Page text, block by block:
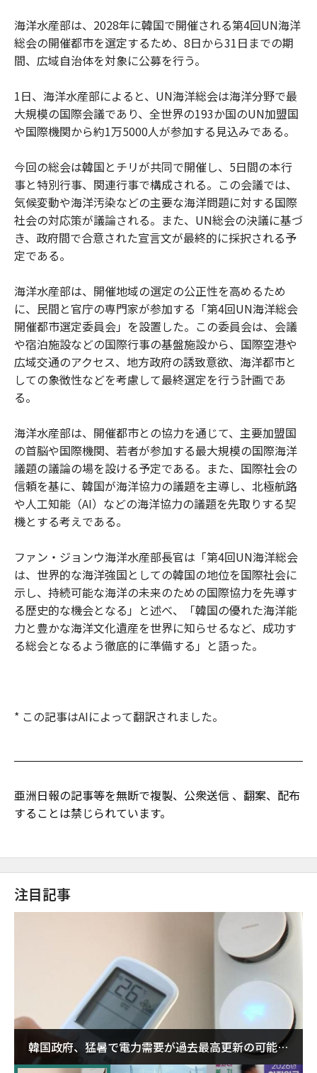
海洋水産部は、2028年に韓国で開催される第4回UN海洋
総会の開催都市を選定するため、8日から31日までの期
間、広域自治体を対象に公募を行う。
1日、海洋水産部によると、UN海洋総会は海洋分野で最
大規模の国際会議であり、全世界の193か国のUN加盟国
や国際機関から約1万5000人が参加する見込みである。
今回の総会は韓国とチリが共同で開催し、5日間の本行
事と特別行事、関連行事で構成される。この会議では、
気候変動や海洋汚染などの主要な海洋問題に対する国際
社会の対応策が議論される。また、UN総会の決議に基づ
き、政府間で合意された宣言文が最終的に採択される予
定である。
海洋水産部は、開催地域の選定の公正性を高めるため
に、民間と官庁の専門家が参加する「第4回UN海洋総会
開催都市選定委員会」を設置した。この委員会は、会議
や宿泊施設などの国際行事の基盤施設から、国際空港や
広域交通のアクセス、地方政府の誘致意欲、海洋都市と
しての象徴性などを考慮して最終選定を行う計画であ
る。
海洋水産部は、開催都市との協力を通じて、主要加盟国
の首脳や国際機関、若者が参加する最大規模の国際海洋
議題の議論の場を設ける予定である。また、国際社会の
信頼を基に、韓国が海洋協力の議題を主導し、北極航路
や人工知能（AI）などの海洋協力の議題を先取りする契
機とする考えである。
ファン・ジョンウ海洋水産部長官は「第4回UN海洋総会
は、世界的な海洋強国としての韓国の地位を国際社会に
示し、持続可能な海洋の未来のための国際協力を先導す
る歴史的な機会となる」と述べ、「韓国の優れた海洋能
力と豊かな海洋文化遺産を世界に知らせるなど、成功す
る総会となるよう徹底的に準備する」と語った。
* この記事はAIによって翻訳されました。
亜洲日報の記事等を無断で複製、公衆送信 、翻案、配布
することは禁じられています。
注目記事
韓国政府、猛暑で電力需要が過去最高更新の可能性